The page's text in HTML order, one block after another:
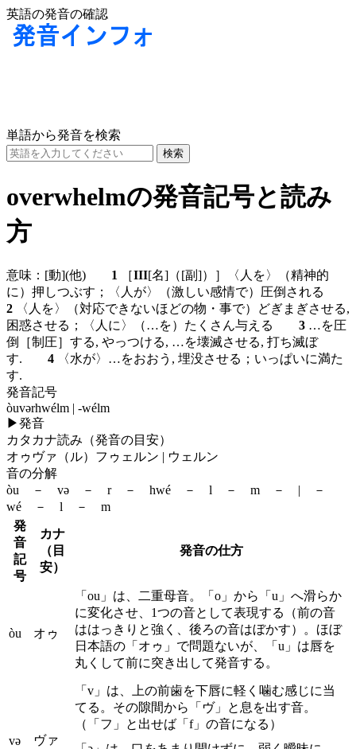
英語の発音の確認
単語から発音を検索
overwhelmの発音記号と読み
方
意味： [動](他) 1 ［III[名] （[副]）］〈人を〉（精神的
に）押しつぶす；〈人が〉（激しい感情で）圧倒される
2 〈人を〉（対応できないほどの物・事で）どぎまぎさせる,
困惑させる；〈人に〉（…を）たくさん与える 3 …を圧
倒［制圧］する, やっつける, …を壊滅させる, 打ち滅ぼ
す. 4 〈水が〉…をおおう, 埋没させる；いっぱいに満た
す.
発音記号
òuvərhwélm | -wélm
▶発音
カタカナ読み（発音の目安）
オゥヴァ（ル）フゥェルン | ウェルン
音の分解
òu － və － r － hwé － l － m － | －
wé － l － m
発
音
記
号
カナ
（目
安）
発音の仕方
òu オゥ
「ou」は、二重母音。「o」から「u」へ滑らか
に変化させ、1つの音として表現する（前の音
ははっきりと強く、後ろの音はぼかす）。ほぼ
日本語の「オゥ」で問題ないが、「u」は唇を
丸くして前に突き出して発音する。
və ヴァ
「v」は、上の前歯を下唇に軽く噛む感じに当
てる。その隙間から「ヴ」と息を出す音。
（「フ」と出せば「f」の音になる）